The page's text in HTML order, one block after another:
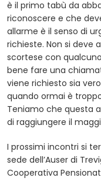
è il primo tabù da
riconoscere e che
allarme è il senso di
richieste. Non si deve
scortese con
bene fare una
viene richiesto sia
quando ormai è
Teniamo che questa
di raggiungere il
I prossimi incontri si
sede dell’Auser di
Cooperativa